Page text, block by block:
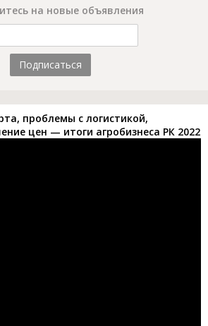
на новые объявления
Подписаться
проблемы с логистикой,
цен — итоги агробизнеса РК 2022